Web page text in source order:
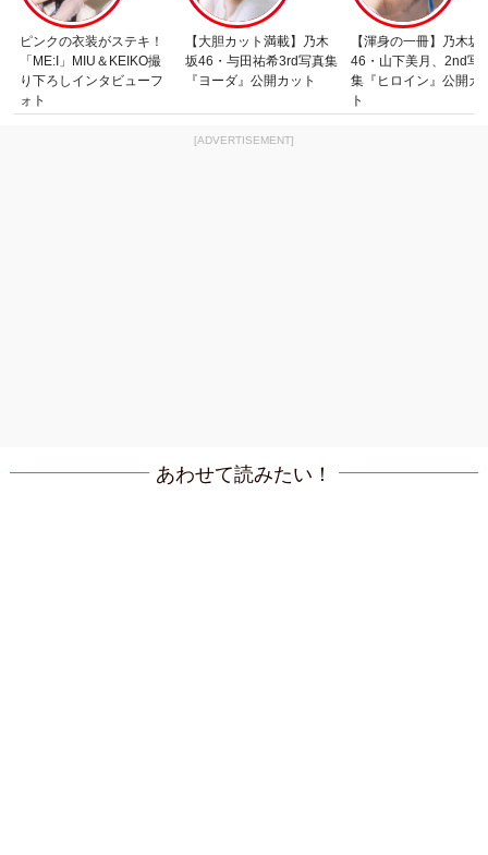
ピンクの衣装がステキ！
「ME:I」MIU＆KEIKO撮
り下ろしインタビューフ
ォト
【大胆カット満載】乃木
坂46・与田祐希3rd写真集
『ヨーダ』公開カット
【渾身の一冊】乃木坂
46・山下美月、2nd写
集『ヒロイン』公開カ
ト
[ADVERTISEMENT]
あわせて読みたい！